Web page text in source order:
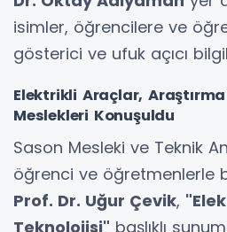
isimler, öğrencilere ve
gösterici ve ufuk açıcı
Elektrikli Araçlar,
Meslekleri Konuşuldu
Sason Mesleki ve Teknik
öğrenci ve öğretmenlerle
Prof. Dr. Uğur Çevik,
Teknolojisi" başlıklı